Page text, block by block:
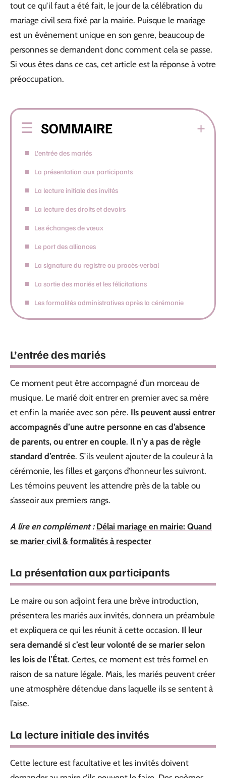
tout ce qu’il faut a été fait, le jour de la célébration du
mariage civil sera fixé par la mairie. Puisque le mariage
est un évènement unique en son genre, beaucoup de
personnes se demandent donc comment cela se passe.
Si vous êtes dans ce cas, cet article est la réponse à votre
préoccupation.
SOMMAIRE
L’entrée des mariés
La présentation aux participants
La lecture initiale des invités
La lecture des droits et devoirs
Les échanges de vœux
Le port des alliances
La signature du registre ou procès-verbal
La sortie des mariés et les félicitations
Les formalités administratives après la cérémonie
L’entrée des mariés
Ce moment peut être accompagné d’un morceau de
musique. Le marié doit entrer en premier avec sa mère
et enfin la mariée avec son père. Ils peuvent aussi entrer
accompagnés d’une autre personne en cas d’absence
de parents, ou entrer en couple. Il n’y a pas de règle
standard d’entrée. S’ils veulent ajouter de la couleur à la
cérémonie, les filles et garçons d’honneur les suivront.
Les témoins peuvent les attendre près de la table ou
s’asseoir aux premiers rangs.
A lire en complément : Délai mariage en mairie: Quand
se marier civil & formalités à respecter
La présentation aux participants
Le maire ou son adjoint fera une brève introduction,
présentera les mariés aux invités, donnera un préambule
et expliquera ce qui les réunit à cette occasion. Il leur
sera demandé si c’est leur volonté de se marier selon
les lois de l’État. Certes, ce moment est très formel en
raison de sa nature légale. Mais, les mariés peuvent créer
une atmosphère détendue dans laquelle ils se sentent à
l’aise.
La lecture initiale des invités
Cette lecture est facultative et les invités doivent